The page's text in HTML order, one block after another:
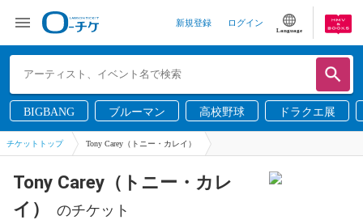
新規登録 ログイン
Language
BIGBANG ブルーマン 高校野球 ドラクエ展
チケットトップ Tony Carey（トニー・カレイ）
Tony Carey（トニー・カレ
イ）
のチケット